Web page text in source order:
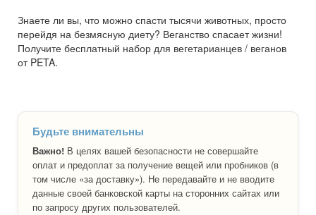
Знаете ли вы, что можно спасти тысячи животных, просто
перейдя на безмясную диету? Веганство спасает жизни!
Получите бесплатный набор для вегетарианцев / веганов
от PETA.
Будьте внимательны
Важно! В целях вашей безопасности не совершайте
оплат и предоплат за получение вещей или пробников (в
том числе «за доставку»). Не передавайте и не вводите
данные своей банковской карты на сторонних сайтах или
по запросу других пользователей.